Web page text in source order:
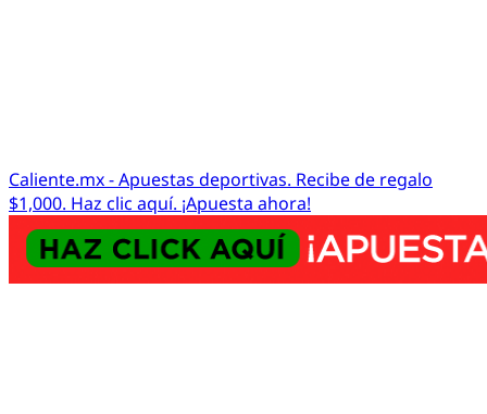
Caliente.mx - Apuestas deportivas. Recibe de regalo
$1,000. Haz clic aquí. ¡Apuesta ahora!